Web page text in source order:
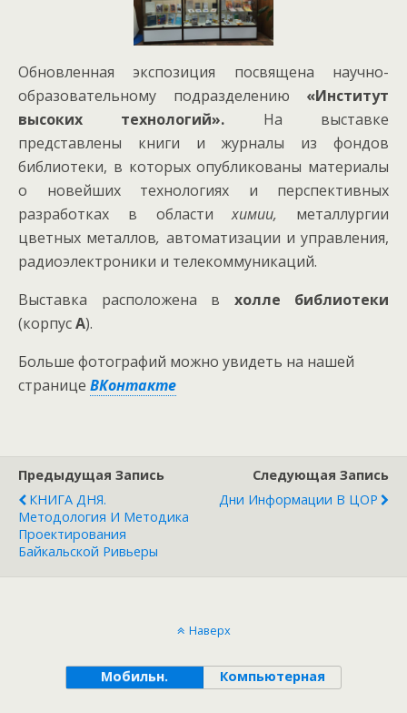
Обновленная экспозиция посвящена научно-
образовательному подразделению «Институт
высоких технологий». На выставке
представлены книги и журналы из фондов
библиотеки, в которых опубликованы материалы
о новейших технологиях и перспективных
разработках в области химии, металлургии
цветных металлов, автоматизации и управления,
радиоэлектроники и телекоммуникаций.
Выставка расположена в холле библиотеки
(корпусА).
Больше фотографий можно увидеть на нашей
странице ВКонтакте
Предыдущая Запись
КНИГА ДНЯ.
Методология И Методика
Проектирования
Байкальской Ривьеры
Следующая Запись
Дни Информации В ЦОР
Наверх
Мобильн. Компьютерная